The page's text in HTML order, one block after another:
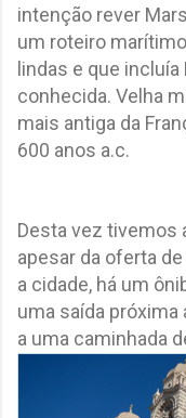
intenção rever
um roteiro
lindas e que
conhecida. Velha
mais antiga da
600 anos a.c.
Desta vez tivemos
apesar da oferta
a cidade, há um
uma saída próxima
a uma caminhada